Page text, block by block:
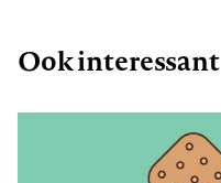
Ook interessant